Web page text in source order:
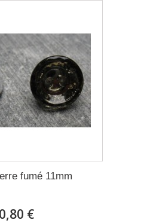
fumé 11mm
0,80 €